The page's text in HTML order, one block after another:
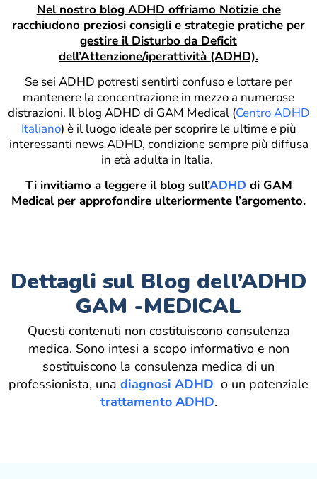
Nel nostro blog ADHD offriamo Notizie che
racchiudono preziosi consigli e strategie pratiche per
gestire il Disturbo da Deficit
dell’Attenzione/iperattività (ADHD).
Se sei ADHD potresti sentirti confuso e lottare per
mantenere la concentrazione in mezzo a numerose
distrazioni. Il blog ADHD di GAM Medical (Centro ADHD
Italiano) è il luogo ideale per scoprire le ultime e più
interessanti news ADHD, condizione sempre più diffusa
in età adulta in Italia.
Ti invitiamo a leggere il blog sull’ADHD di GAM
Medical per approfondire ulteriormente l’argomento.
Dettagli sul Blog dell’ADHD
GAM -MEDICAL
Questi contenuti non costituiscono consulenza
medica. Sono intesi a scopo informativo e non
sostituiscono la consulenza medica di un
professionista, una diagnosi ADHD o un potenziale
trattamento ADHD.